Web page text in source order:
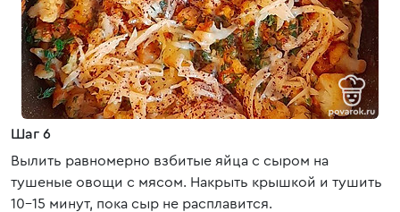
Шаг 6
Вылить равномерно взбитые яйца с сыром на
тушеные овощи с мясом. Накрыть крышкой и тушить
10-15 минут, пока сыр не расплавится.